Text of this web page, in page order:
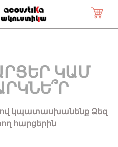
ԿԱՄ
կպատասխանենք Ձեզ
հարցերին